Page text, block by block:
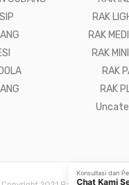
RAK
RAK
RAK
RAK
RAK
Konsultasi dan
Chat Kami